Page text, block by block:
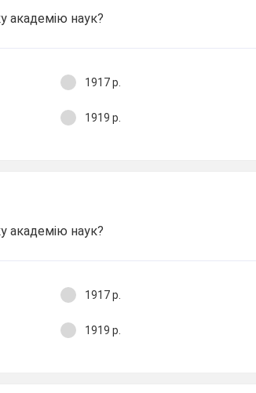
академію наук?
1917 р.
1919 р.
академію наук?
1917 р.
1919 р.